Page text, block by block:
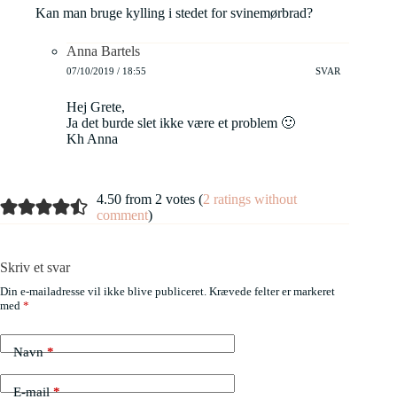
Kan man bruge kylling i stedet for svinemørbrad?
Anna Bartels
07/10/2019 / 18:55 SVAR
Hej Grete,
Ja det burde slet ikke være et problem 🙂
Kh Anna
4.50 from 2 votes (2 ratings without
comment)
Skriv et svar
Din e-mailadresse vil ikke blive publiceret. Krævede felter er markeret
med *
Navn*
E-mail*